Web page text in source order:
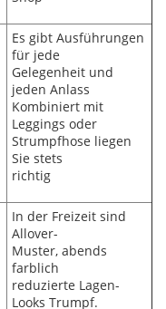
Es gibt Ausführungen
für jede
Gelegenheit und
jeden Anlass
Kombiniert mit
Leggings oder
Strumpfhose liegen
Sie stets
richtig
In der Freizeit sind
Allover-
Muster, abends
farblich
reduzierte Lagen-
Looks Trumpf.